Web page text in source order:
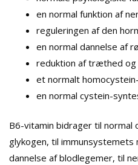
en normal funktion af
reguleringen af den
en normal dannelse af
reduktion af træthed og
et normalt
en normal cystein-
B6-vitamin bidrager til
glykogen, til immunsystemets
dannelse af blodlegemer, til